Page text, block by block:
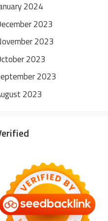
2024
2023
2023
2023
2023
2023